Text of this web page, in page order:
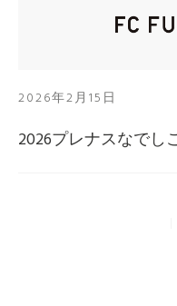
2026年2月15日
2026プレナスなでし